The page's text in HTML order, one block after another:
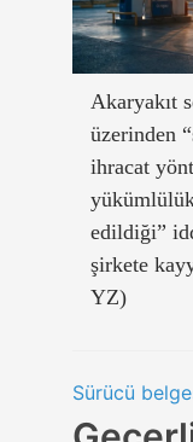
Akaryakıt
üzerinden
ihracat
edildiği”
şirkete
YZ)
Sürücü